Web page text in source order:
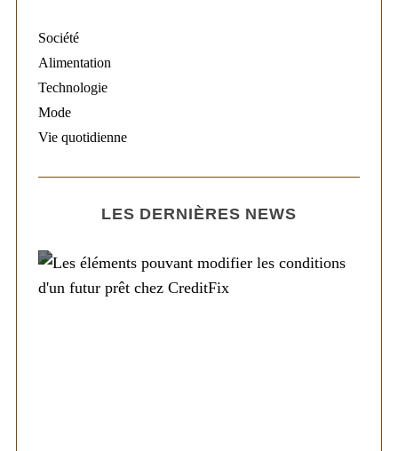
Société
Alimentation
Technologie
Mode
Vie quotidienne
LES DERNIÈRES NEWS